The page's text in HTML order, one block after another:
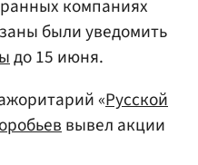
компаниях
были уведомить
до 15 июня.
«Русской
вывел акции